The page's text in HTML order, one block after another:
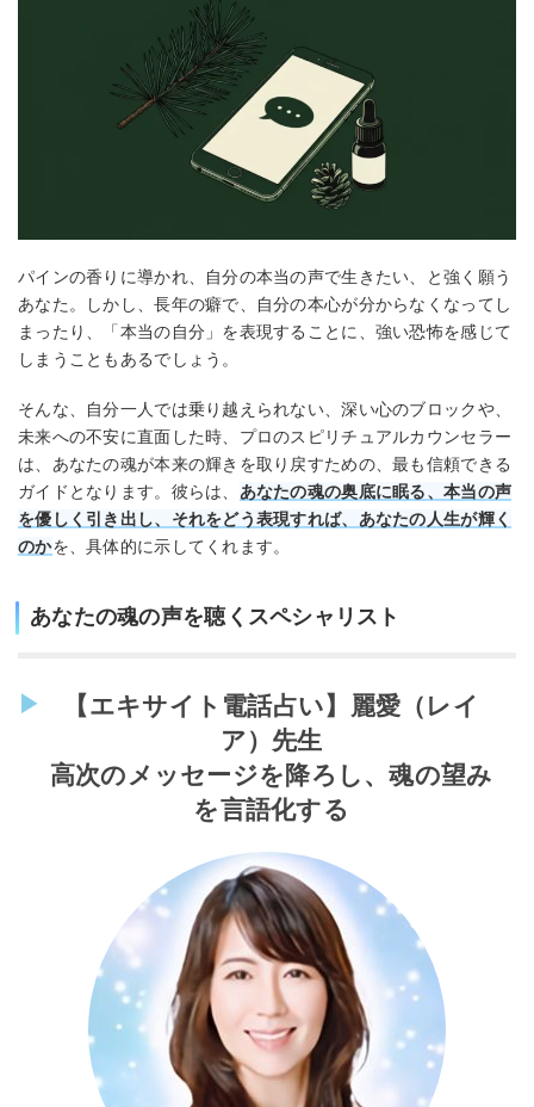
パインの香りに導かれ、自分の本当の声で生きたい、と強く願う
あなた。しかし、長年の癖で、自分の本心が分からなくなってし
まったり、「本当の自分」を表現することに、強い恐怖を感じて
しまうこともあるでしょう。
そんな、自分一人では乗り越えられない、深い心のブロックや、
未来への不安に直面した時、プロのスピリチュアルカウンセラー
は、あなたの魂が本来の輝きを取り戻すための、最も信頼できる
ガイドとなります。彼らは、 あなたの魂の奥底に眠る、本当の声
を優しく引き出し、それをどう表現すれば、あなたの人生が輝く
のかを、具体的に示してくれます。
あなたの魂の声を聴くスペシャリスト
【エキサイト電話占い】麗愛（レイ
ア）先生
高次のメッセージを降ろし、魂の望み
を言語化する